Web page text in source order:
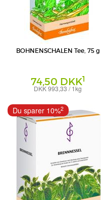
BOHNENSCHALEN Tee, 75 g
74,50 DKK1
DKK 993,33 / 1kg
Bombastus-Werke AG
Du sparer 10%2